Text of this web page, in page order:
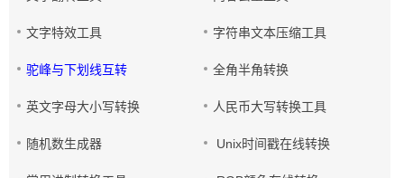
文字特效工具 字符串文本压缩工具
驼峰与下划线互转 全角半角转换
英文字母大小写转换 人民币大写转换工具
随机数生成器 Unix时间戳在线转换